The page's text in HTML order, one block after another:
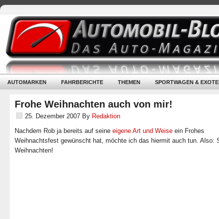
AUTOMARKEN FAHRBERICHTE THEMEN SPORTWAGEN &
Frohe Weihnachten auch von mir!
25. Dezember 2007 By Redaktion
Nachdem Rob ja bereits auf seine eigene Art und Weise ein Frohes
Weihnachtsfest gewünscht hat, möchte ich das hiermit auch tun. Also:
Weihnachten!